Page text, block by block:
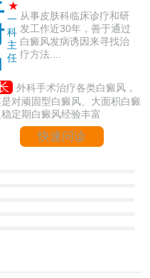
★
一
科
主
任
从事皮肤科临床诊疗和研
发工作近30年，善于通过
白癜风发病诱因来寻找治
疗方法....
外科手术治疗各类白癜风，
对顽固型白癜风、大面积白癜
稳定期白癜风经验丰富
快速问诊